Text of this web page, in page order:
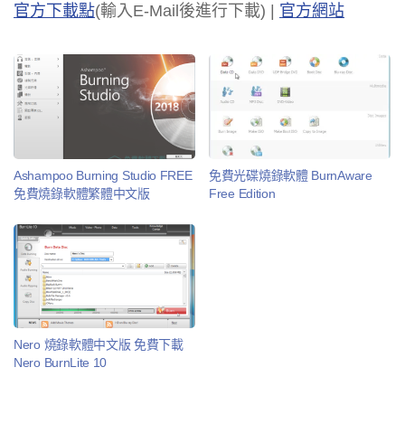
官方下載點(輸入E-Mail後進行下載) | 官方網站
Ashampoo Burning Studio FREE
免費燒錄軟體繁體中文版
免費光碟燒錄軟體 BurnAware
Free Edition
Nero 燒錄軟體中文版 免費下載
Nero BurnLite 10